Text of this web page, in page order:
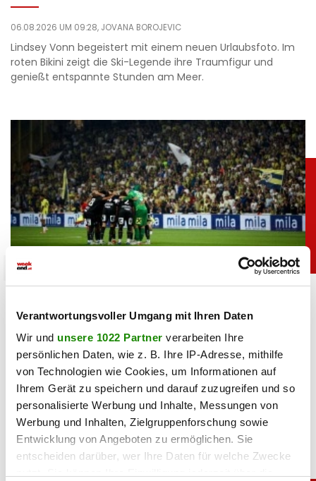
Verantwortungsvoller Umgang mit Ihren Daten
Wir und unsere 1022 Partner verarbeiten Ihre
persönlichen Daten, wie z. B. Ihre IP-Adresse, mithilfe
von Technologien wie Cookies, um Informationen auf
Ihrem Gerät zu speichern und darauf zuzugreifen und so
personalisierte Werbung und Inhalte, Messungen von
Werbung und Inhalten, Zielgruppenforschung sowie
Entwicklung von Angeboten zu ermöglichen. Sie
entscheiden darüber, wer Ihre Daten für welche Zwecke
06.08.2026 UM 09:28, JOVANA BOROJEVIC
Lindsey Vonn begeistert mit einem neuen Urlaubsfoto. Im
roten Bikini zeigt die Ski-Legende ihre Traumfigur und
genießt entspannte Stunden am Meer.
unterhaltung
bei Fußballfans
06.08.2026 UM 09:36, YUNUS EMRE KURT
Kurioser Patzer im ORF: Kommentator Daniel Warmuth
begrüßte die Zuschauer beim Sturm-Spiel live aus der
„türkischen Hauptstadt” und meinte damit Istanbul.